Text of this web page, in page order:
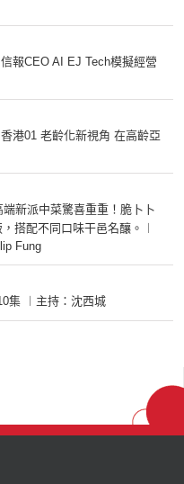
報CEO AI EJ Tech模擬經營
港01 老齡化新視角 在高齡亞
端新派中菜驚喜重重！脆卜卜
搭配不同口味干邑名釀。︱
Fung
集 ︱主持：沈西城